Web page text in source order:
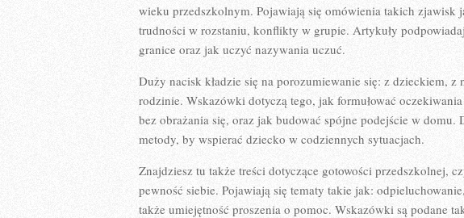
wieku przedszkolnym. Pojawiają się omówienia takich zjawisk
trudności w rozstaniu, konflikty w grupie. Artykuły
granice oraz jak uczyć nazywania uczuć.
Duży nacisk kładzie się na porozumiewanie się: z dzieckiem, z
rodzinie. Wskazówki dotyczą tego, jak formułować
bez obrażania się, oraz jak budować spójne podejście w
metody, by wspierać dziecko w codziennych sytuacjach.
Znajdziesz tu także treści dotyczące gotowości przedszkolnej,
pewność siebie. Pojawiają się tematy takie jak:
także umiejętność proszenia o pomoc. Wskazówki są podane